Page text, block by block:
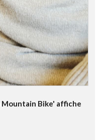
Mountain Bike' affiche